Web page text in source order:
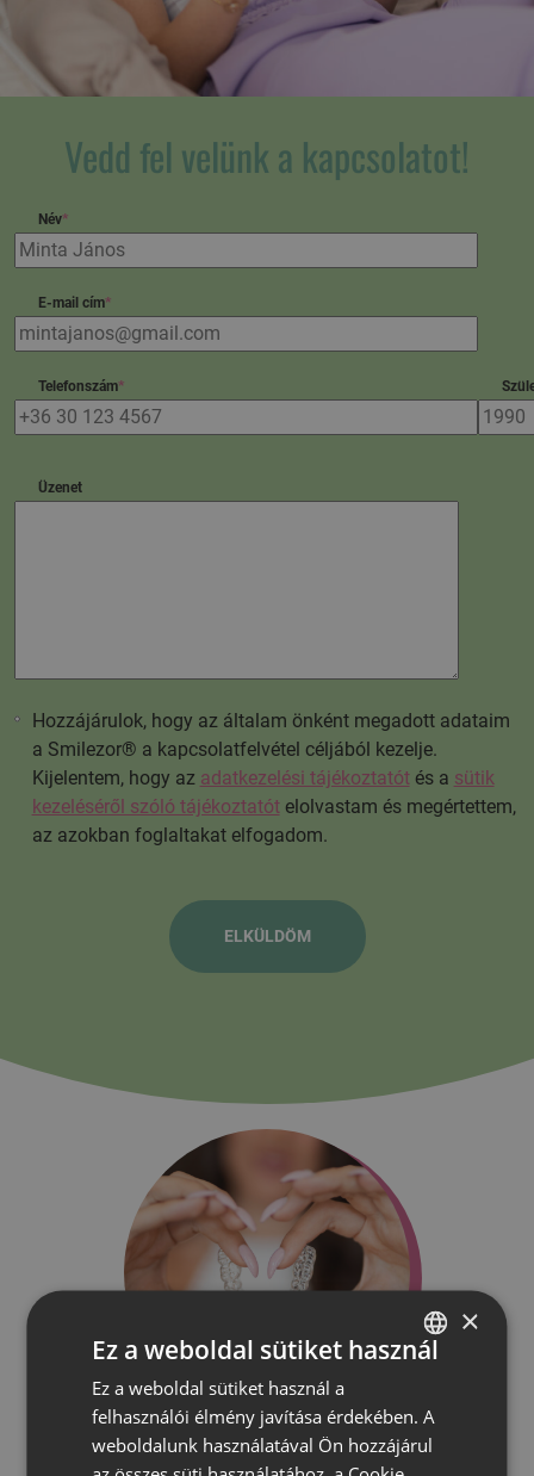
Vedd fel velünk a kapcsolatot!
Név*
E-mail cím*
Telefonszám*
Üzenet
Hozzájárulok, hogy az általam önként megadott adataim
a Smilezor® a kapcsolatfelvétel céljából kezelje.
Kijelentem, hogy az adatkezelési tájékoztatótés a sütik
kezeléséről szóló tájékoztatótelolvastam és megértettem,
az azokban foglaltakat elfogadom.
ROMANIAN
×
Ez a weboldal sütiket használ
Ez a weboldal sütiket használ a
felhasználói élmény javítása érdekében. A
weboldalunk használatával Ön hozzájárul